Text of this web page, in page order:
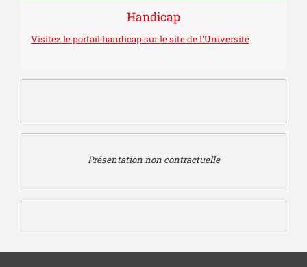
Handicap
Visitez le portail handicap sur le site de l'Université
Présentation non contractuelle